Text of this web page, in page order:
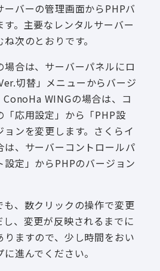
ーバーの管理画面からPHPバ
。主要なレンタルサーバー
次のとおりです。
場合は、サーバーパネルにロ
切替」メニューからバージ
ConoHa WINGの場合は、コ
「応用設定」から「PHP設
ンを変更します。さくらイ
は、サーバーコントロールパ
設定」からPHPのバージョン
も、数クリックの操作で変更
、変更が反映されるまでに
ますので、少し時間をおい
進んでください。